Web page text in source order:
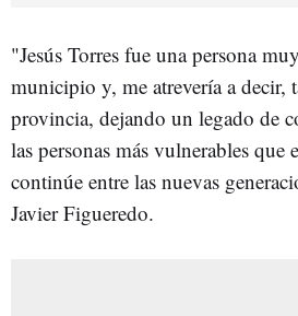
"Jesús Torres fue una persona
municipio y, me atrevería a decir,
provincia, dejando un legado de
las personas más vulnerables que
continúe entre las nuevas
Javier Figueredo.